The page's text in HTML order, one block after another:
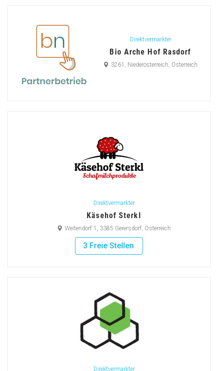
Direktvermarkter
Bio Arche Hof Rasdorf
3261, Niederösterreich, Österreich
Direktvermarkter
Käsehof Sterkl
Weitendorf 1, 3385 Gerersdorf, Österreich
3 Freie Stellen
Direktvermarkter